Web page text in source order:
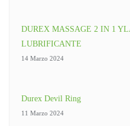
DUREX MASSAGE 2 IN 1
LUBRIFICANTE
14 Marzo 2024
Durex Devil Ring
11 Marzo 2024